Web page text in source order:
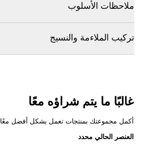
ملاحظات الأسلوب
تركيب الملاءمة والنسيج
غالبًا ما يتم شراؤه معًا
أكمل مجموعتك بمنتجات تعمل بشكل أفضل معًا
العنصر الحالي محدد